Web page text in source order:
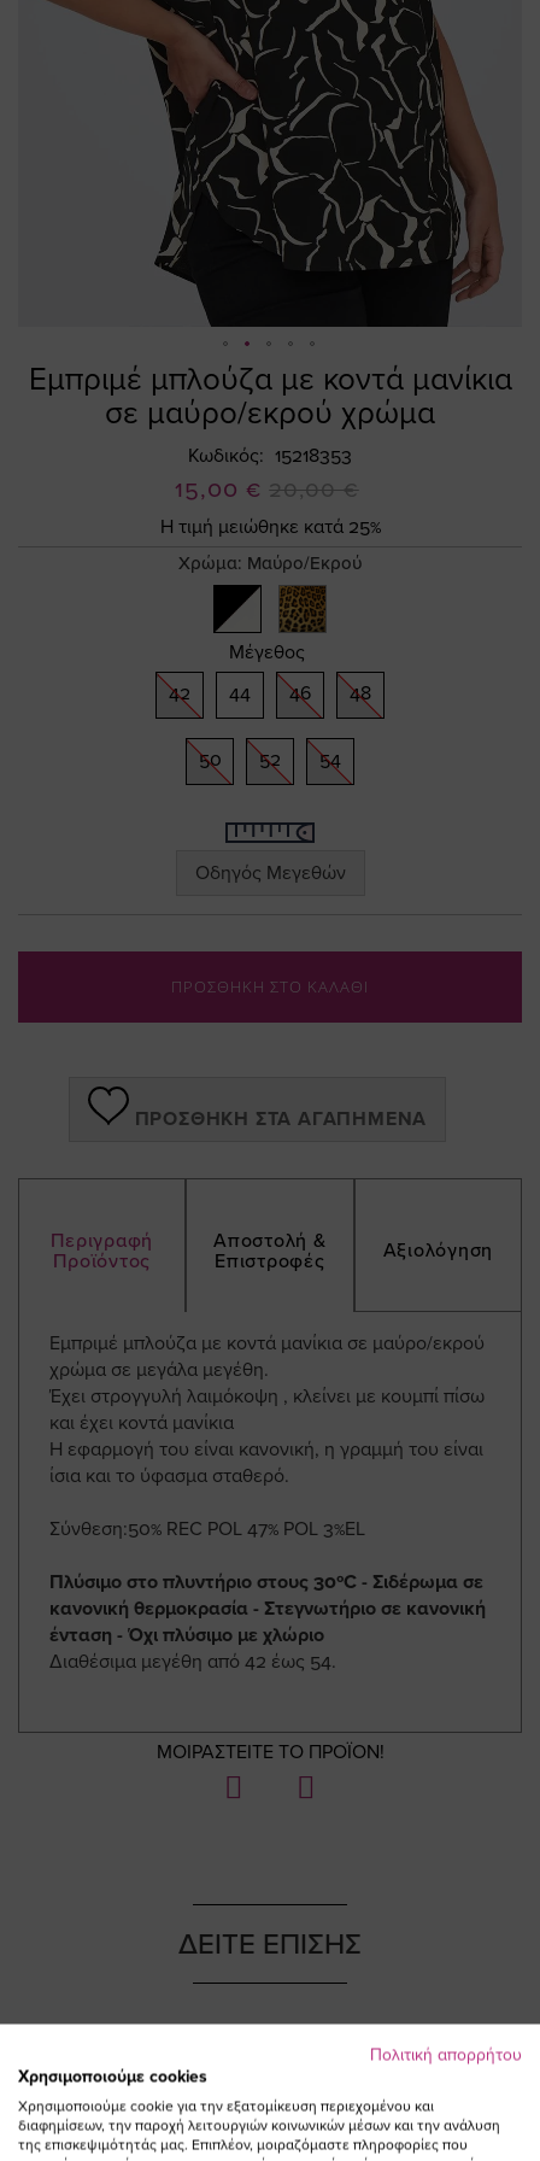
Εμπριμέ μπλούζα με κοντά μανίκια
σε μαύρο/εκρού χρώμα
Κωδικός 15218353
Ειδική
Τιμή
15,00 € 20,00 €
Η τιμή μειώθηκε κατά 25%
Χρώμα: Μαύρο/Εκρού
Μέγεθος
42
44 46 48
50 52 54
Οδηγός Μεγεθών
ΠΡΟΣΘΗΚΗ ΣΤΟ ΚΑΛΑΘΙ
ΠΡΟΣΘΉΚΗ ΣΤΑ ΑΓΑΠΗΜΈΝΑ
Περιγραφή
Προϊόντος
Αποστολή &
Επιστροφές
Αξιολόγηση
Εμπριμέ μπλούζα με κοντά μανίκια σε μαύρο/εκρού
χρώμα σε μεγάλα μεγέθη.
Έχει στρογγυλή λαιμόκοψη , κλείνει με κουμπί πίσω
και έχει κοντά μανίκια
Η εφαρμογή του είναι κανονική, η γραμμή του είναι
ίσια και το ύφασμα σταθερό.
Σύνθεση:50% REC POL 47% POL 3%EL
Πλύσιμο στο πλυντήριο στους 30ºC - Σιδέρωμα σε
κανονική θερμοκρασία - Στεγνωτήριο σε κανονική
ένταση - Όχι πλύσιμο με χλώριο
Διαθέσιμα μεγέθη από 42 έως 54.
ΜΟΙΡΑΣΤΕΙΤΕ ΤΟ ΠΡΟΪΟΝ!
Skip
NEW IN
ΔΕΙΤΕ ΕΠΙΣΗΣ
Πολιτική απορρήτου
Χρησιμοποιούμε cookies
Χρησιμοποιούμε cookie για την εξατομίκευση περιεχομένου και
διαφημίσεων, την παροχή λειτουργιών κοινωνικών μέσων και την ανάλυση
της επισκεψιμότητάς μας. Επιπλέον, μοιραζόμαστε πληροφορίες που